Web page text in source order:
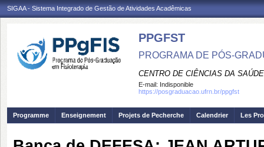
SIGAA - Sistema Integrado de Gestão de Atividades Acadêmicas
PPGFST
PROGRAMA DE PÓS-
CENTRO DE CIÊNCIAS DA SAÚDE
E-mail: Indisponible
https://posgraduacao.ufrn.br/ppgfst
Programme Enseignement Projets de Pecherche Calendrier Les